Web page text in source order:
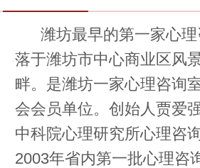
潍坊最早的第一家心理
落于潍坊市中心商业区风
畔。是潍坊一家心理咨询
会会员单位。创始人贾爱
中科院心理研究所心理咨
2003年省内第一批心理咨